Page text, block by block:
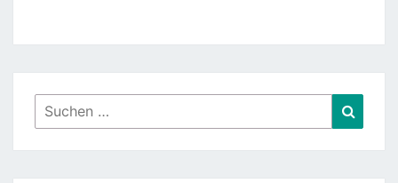
Suchen
nach: